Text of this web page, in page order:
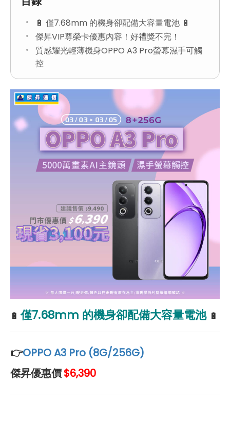
🔋 僅7.68mm 的機身卻配備大容量電池 🔋
傑昇VIP尊榮卡優惠內容！好禮獎不完！
質感耀光輕薄機身OPPO A3 Pro螢幕濕手可觸
控
🔋僅7.68mm 的機身卻配備大容量電池 🔋
👉OPPO A3 Pro (8G/256G)
傑昇優惠價$6,390